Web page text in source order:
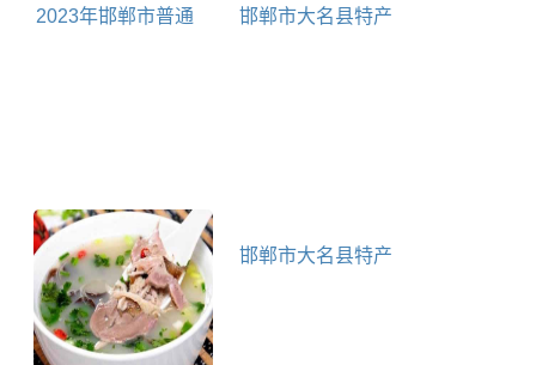
2023年邯郸市普通
邯郸市大名县特产
邯郸市大名县特产